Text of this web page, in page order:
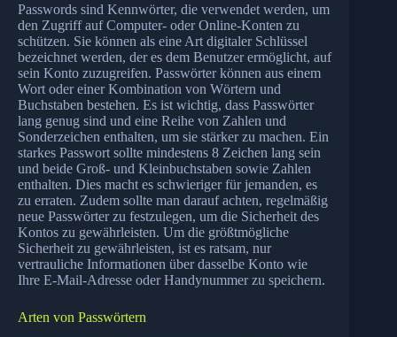
Passwords sind Kennwörter, die verwendet werden, um
den Zugriff auf Computer- oder Online-Konten zu
schützen. Sie können als eine Art digitaler Schlüssel
bezeichnet werden, der es dem Benutzer ermöglicht, auf
sein Konto zuzugreifen. Passwörter können aus einem
Wort oder einer Kombination von Wörtern und
Buchstaben bestehen. Es ist wichtig, dass Passwörter
lang genug sind und eine Reihe von Zahlen und
Sonderzeichen enthalten, um sie stärker zu machen. Ein
starkes Passwort sollte mindestens 8 Zeichen lang sein
und beide Groß- und Kleinbuchstaben sowie Zahlen
enthalten. Dies macht es schwieriger für jemanden, es
zu erraten. Zudem sollte man darauf achten, regelmäßig
neue Passwörter zu festzulegen, um die Sicherheit des
Kontos zu gewährleisten. Um die größtmögliche
Sicherheit zu gewährleisten, ist es ratsam, nur
vertrauliche Informationen über dasselbe Konto wie
Ihre E-Mail-Adresse oder Handynummer zu speichern.
Arten von Passwörtern